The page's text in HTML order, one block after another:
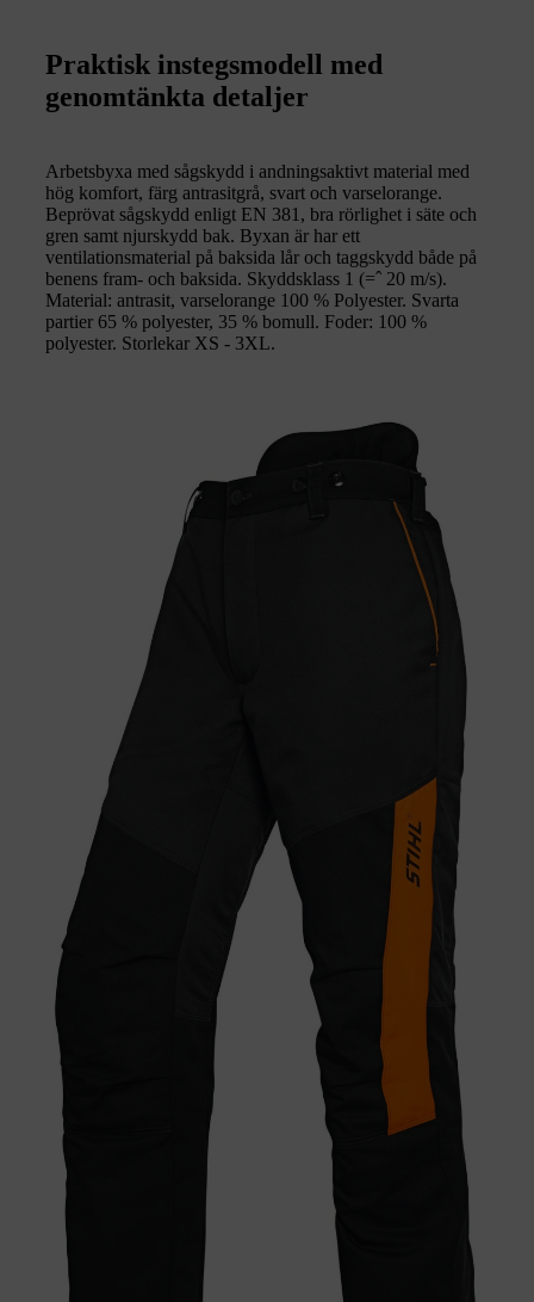
Praktisk instegsmodell med
genomtänkta detaljer
Arbetsbyxa med sågskydd i andningsaktivt material med
hög komfort, färg antrasitgrå, svart och varselorange.
Beprövat sågskydd enligt EN 381, bra rörlighet i säte och
gren samt njurskydd bak. Byxan är har ett
ventilationsmaterial på baksida lår och taggskydd både på
benens fram- och baksida. Skyddsklass 1 (=ˆ 20 m/s).
Material: antrasit, varselorange 100 % Polyester. Svarta
partier 65 % polyester, 35 % bomull. Foder: 100 %
polyester. Storlekar XS - 3XL.